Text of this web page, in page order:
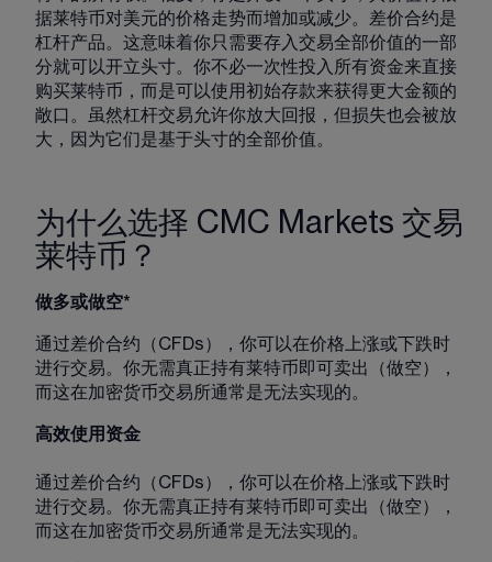
据莱特币对美元的价格走势而增加或减少。 差价合约是
杠杆产品。这意味着你只需要存入交易全部价值的一部
分就可以开立头寸。你不必一次性投入所有资金来直接
购买莱特币，而是可以使用初始存款来获得更大金额的
敞口。虽然杠杆交易允许你放大回报，但损失也会被放
大，因为它们是基于头寸的全部价值。
为什么选择 CMC Markets 交易
莱特币？
做多或做空*
通过差价合约（CFDs），你可以在价格上涨或下跌时
进行交易。你无需真正持有莱特币即可卖出（做空），
而这在加密货币交易所通常是无法实现的。
高效使用资金
通过差价合约（CFDs），你可以在价格上涨或下跌时
进行交易。你无需真正持有莱特币即可卖出（做空），
而这在加密货币交易所通常是无法实现的。